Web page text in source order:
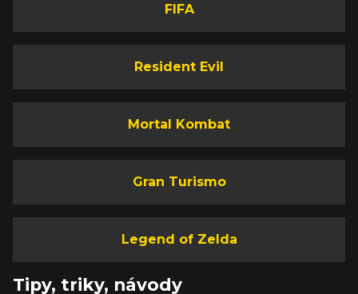
FIFA
Resident Evil
Mortal Kombat
Gran Turismo
Legend of Zelda
Tipy, triky, návody